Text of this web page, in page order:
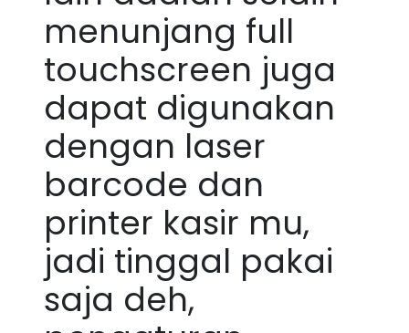
menunjang full
touchscreen juga
dapat digunakan
dengan laser
barcode dan
printer kasir mu,
jadi tinggal pakai
saja deh,